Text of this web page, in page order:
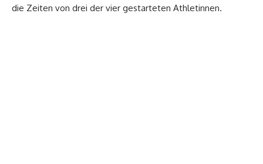
die Zeiten von drei der vier gestarteten Athletinnen.